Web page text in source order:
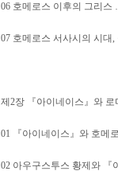
06 호메로스 이후의 그리스
07 호메로스 서사시의 시대
제2장 『아이네이스』와
01 『아이네이스』와 호메
02 아우구스투스 황제와 『